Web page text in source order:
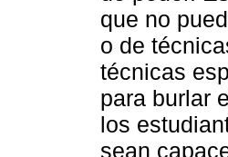
que no
o de
técnicas
para burlar
los
sean